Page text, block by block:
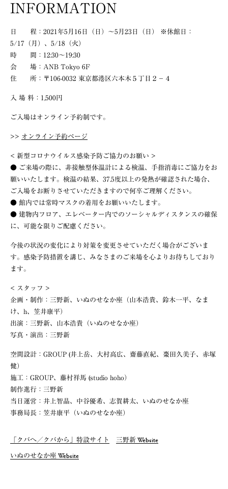
INFORMATION
日 程：2021年5月16日（日）〜5月23日（日） ※休館日：
5/17（月）、5/18（火）
時 間：12:30〜19:30
会 場：ANB Tokyo 6F
住 所：〒106-0032 東京都港区六本木５丁目２−４
入 場 料：1,500円
ご入場はオンライン予約制です。
>> オンライン予約ページ
< 新型コロナウイルス感染予防ご協力のお願い >
● ご来場の際に、非接触型体温計による検温、手指消毒にご協力をお
願いいたします。検温の結果、37.5度以上の発熱が確認された場合、
ご入場をお断りさせていただきますので何卒ご理解ください。
● 館内では常時マスクの着用をお願いいたします。
● 建物内フロア、エレベーター内でのソーシャルディスタンスの確保
に、可能な限りご配慮ください。
今後の状況の変化により対策を変更させていただく場合がございま
す。感染予防措置を講じ、みなさまのご来場を心よりお待ちしており
ます。
< スタッフ >
企画・制作：三野新、いぬのせなか座（山本浩貴、鈴木一平、なま
け、h、笠井康平）
出演：三野新、山本浩貴（いぬのせなか座）
写真・演出：三野新
空間設計：GROUP (井上岳、大村高広、齋藤直紀、棗田久美子、赤塚
健）
施工：GROUP、藤村祥馬 (studio hoho）
制作進行：三野新
当日運営：井上智晶、中谷優希、志賀耕太、いぬのせなか座
事務局長：笠井康平（いぬのせなか座）
「クバへ／クバから」特設サイト
三野新 Website
いぬのせなか座 Website